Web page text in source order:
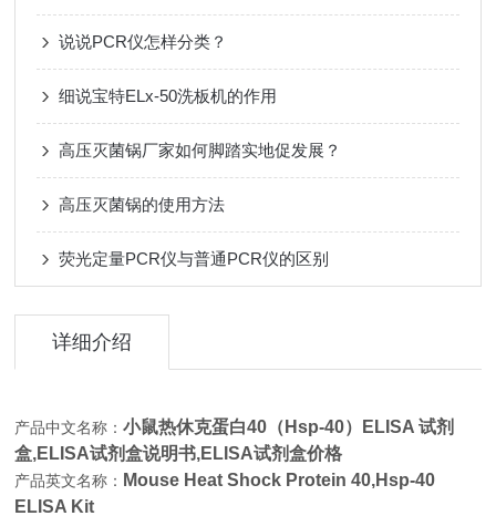
说说PCR仪怎样分类？
细说宝特ELx-50洗板机的作用
高压灭菌锅厂家如何脚踏实地促发展？
高压灭菌锅的使用方法
荧光定量PCR仪与普通PCR仪的区别
详细介绍
产品中文名称：小鼠热休克蛋白40（Hsp-40）ELISA 试剂
盒,ELISA试剂盒说明书,ELISA试剂盒价格
产品英文名称： Mouse Heat Shock Protein 40,Hsp-40
ELISA Kit